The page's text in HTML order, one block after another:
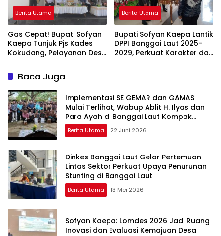
Berita Utama
Gas Cepat! Bupati Sofyan
Kaepa Tunjuk Pjs Kades
Kokudang, Pelayanan Desa
Berita Utama
Bupati Sofyan Kaepa Lantik
DPPI Banggai Laut 2025–
2029, Perkuat Karakter dan
Baca Juga
Implementasi SE GEMAR dan GAMAS
Mulai Terlihat, Wabup Ablit H. Ilyas dan
Para Ayah di Banggai Laut Kompak
Ambil Rapor Anak
Berita Utama 22 Juni 2026
Dinkes Banggai Laut Gelar Pertemuan
Lintas Sektor Perkuat Upaya Penurunan
Stunting di Banggai Laut
Berita Utama 13 Mei 2026
Sofyan Kaepa: Lomdes 2026 Jadi Ruang
Inovasi dan Evaluasi Kemajuan Desa